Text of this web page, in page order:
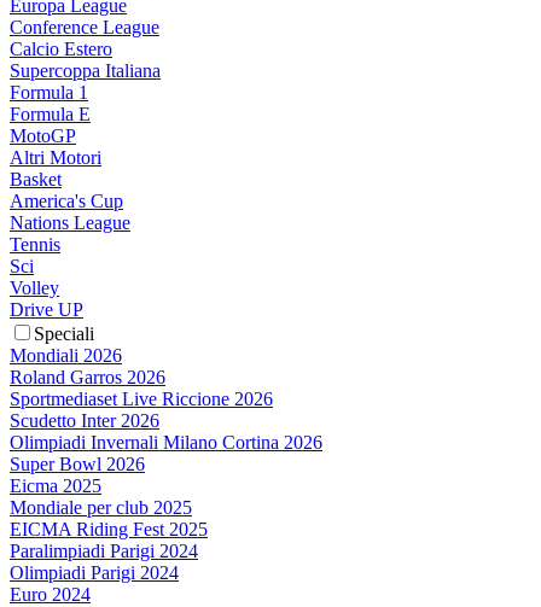
Europa League
Conference League
Calcio Estero
Supercoppa Italiana
Formula 1
Formula E
MotoGP
Altri Motori
Basket
America's Cup
Nations League
Tennis
Sci
Volley
Drive UP
Speciali
Mondiali 2026
Roland Garros 2026
Sportmediaset Live Riccione 2026
Scudetto Inter 2026
Olimpiadi Invernali Milano Cortina 2026
Super Bowl 2026
Eicma 2025
Mondiale per club 2025
EICMA Riding Fest 2025
Paralimpiadi Parigi 2024
Olimpiadi Parigi 2024
Euro 2024